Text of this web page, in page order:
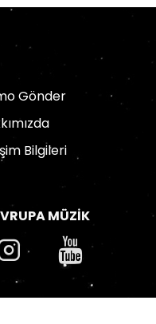
Gönder
Bilgileri
MÜZIK